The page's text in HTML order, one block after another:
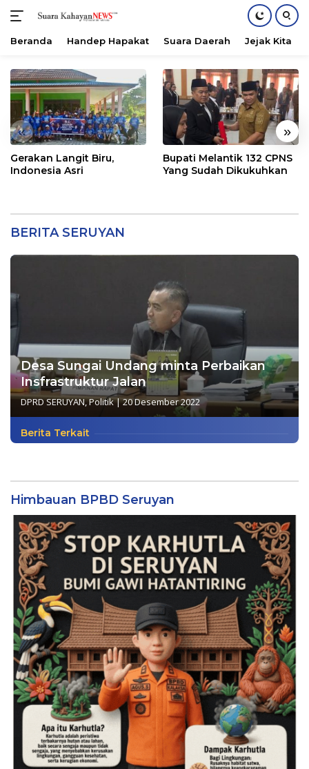
konten
Beranda Handep Hapakat Suara Daerah Jejak Kita
« »
Gerakan Langit Biru,
Indonesia Asri
Bupati Melantik 132 CPNS
Yang Sudah Dikukuhkan
BERITA SERUYAN
Desa Sungai Undang minta Perbaikan
Insfrastruktur Jalan
DPRD SERUYAN,Politik|20 Desember 2022
Berita Terkait
Himbauan BPBD Seruyan